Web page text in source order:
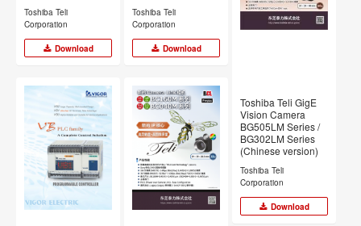
Toshiba Teli
Corporation
Download
Toshiba Teli
Corporation
Download
Toshiba Teli GigE
Vision Camera
BG505LM Series /
BG302LM Series
(Chinese version)
Toshiba Teli
Corporation
Download